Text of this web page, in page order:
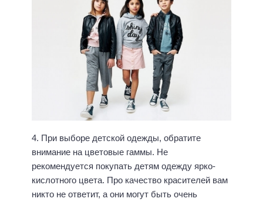
4. При выборе детской одежды, обратите
внимание на цветовые гаммы. Не
рекомендуется покупать детям одежду ярко-
кислотного цвета. Про качество красителей вам
никто не ответит, а они могут быть очень